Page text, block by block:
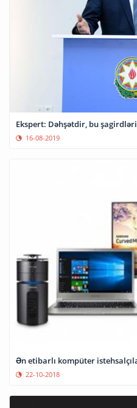
Ekspert: Dəhşətdir, bu
16-08-2019
Ən etibarlı kompüter
22-10-2018